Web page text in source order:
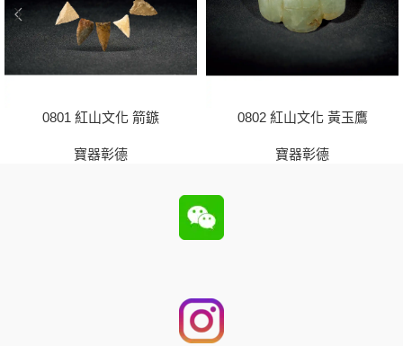
0801 紅山文化 箭鏃
寶器彰德
0802 紅山文化 黃玉鷹
寶器彰德